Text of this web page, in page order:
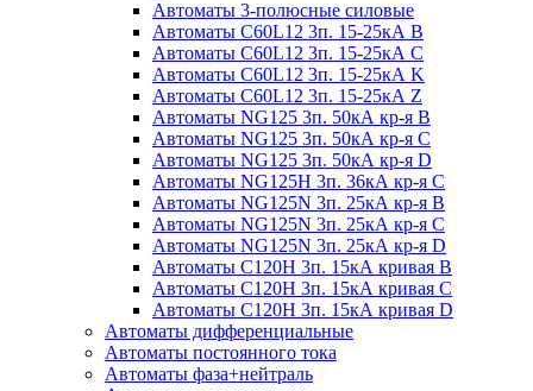
Автоматы 3-полюсные силовые
Автоматы C60L12 3п. 15-25кА B
Автоматы C60L12 3п. 15-25кА C
Автоматы C60L12 3п. 15-25кА K
Автоматы C60L12 3п. 15-25кА Z
Автоматы NG125 3п. 50кА кр-я B
Автоматы NG125 3п. 50кА кр-я C
Автоматы NG125 3п. 50кА кр-я D
Автоматы NG125H 3п. 36кА кр-я C
Автоматы NG125N 3п. 25кА кр-я B
Автоматы NG125N 3п. 25кА кр-я C
Автоматы NG125N 3п. 25кА кр-я D
Автоматы С120Н 3п. 15кА кривая B
Автоматы С120Н 3п. 15кА кривая C
Автоматы С120Н 3п. 15кА кривая D
Автоматы дифференциальные
Автоматы постоянного тока
Автоматы фаза+нейтраль